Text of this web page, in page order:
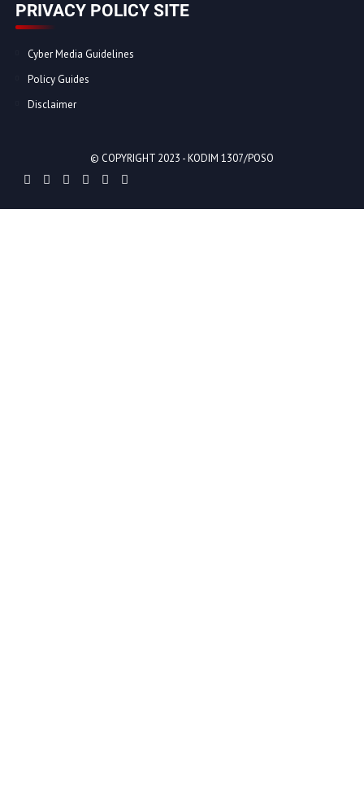
PRIVACY POLICY SITE
Cyber Media Guidelines
Policy Guides
Disclaimer
© COPYRIGHT 2023 -KODIM 1307/POSO